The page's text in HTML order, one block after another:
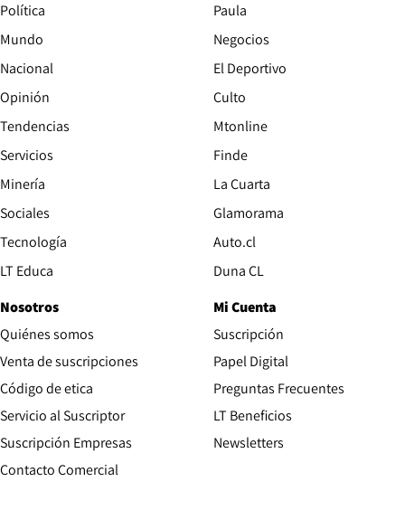
Política
Mundo
Nacional
Opinión
Tendencias
Servicios
Minería
Sociales
Tecnología
LT Educa
Paula
Negocios
El Deportivo
Culto
Mtonline
Finde
La Cuarta
Glamorama
Auto.cl
Duna CL
Nosotros
Quiénes somos
Venta de suscripciones
Código de etica Opens in new window
Servicio al Suscriptor
Suscripción Empresas
Contacto Comercial
Mi Cuenta
Suscripción
Papel Digital
Preguntas Frecuentes
LT Beneficios
Newsletters